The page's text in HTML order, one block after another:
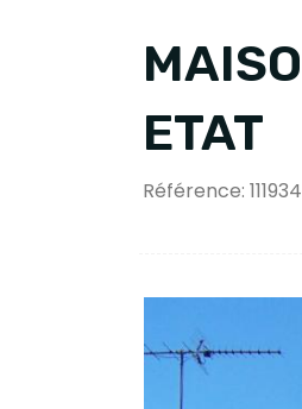
ETAT
Référence: 111934